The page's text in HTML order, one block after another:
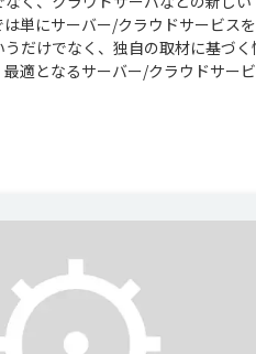
単にサーバー/クラウドサービス
だけでなく、独自の取材に基づ
適となるサーバー/クラウドサー